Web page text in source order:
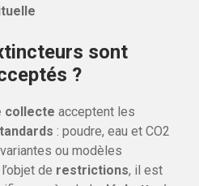
sont
?
collecte acceptent les
: poudre, eau et CO2
ou modèles
de restrictions, il est